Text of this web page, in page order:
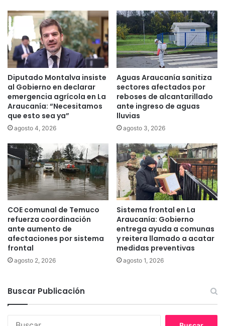
o
n
a
s
c
o
n
d
i
s
c
a
a
i
d
a
u
e
s
e
n
o
r
e
s
t
a
f
a
a
c
u
a
t
r
o
c
o
m
i
t
é
s
d
e
v
Diputado Montalva insiste
al Gobierno en declarar
emergencia agrícola en La
Araucanía: “Necesitamos
que esto sea ya”
agosto 4, 2026
Aguas Araucanía sanitiza
sectores afectados por
reboses de alcantarillado
ante ingreso de aguas
lluvias
agosto 3, 2026
COE comunal de Temuco
refuerza coordinación
ante aumento de
afectaciones por sistema
frontal
agosto 2, 2026
Sistema frontal en La
Araucanía: Gobierno
entrega ayuda a comunas
y reitera llamado a acatar
medidas preventivas
agosto 1, 2026
Buscar Publicación